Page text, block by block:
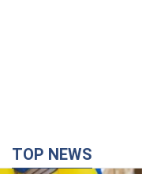
планується